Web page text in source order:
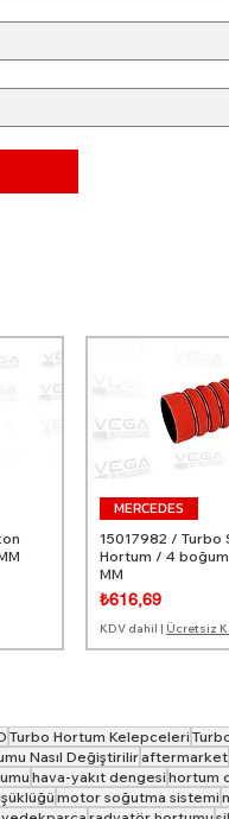
MERCEDES
15017982 / Turbo
Hortum / 4
MM
Fiyat
₺616,69
KDV dahil | Ücretsiz
Turbo Hortum Kelepceleri
Nasıl Değiştiriliraftermarket
hava-yakıt dengesi hortum
motor soğutma sistemi